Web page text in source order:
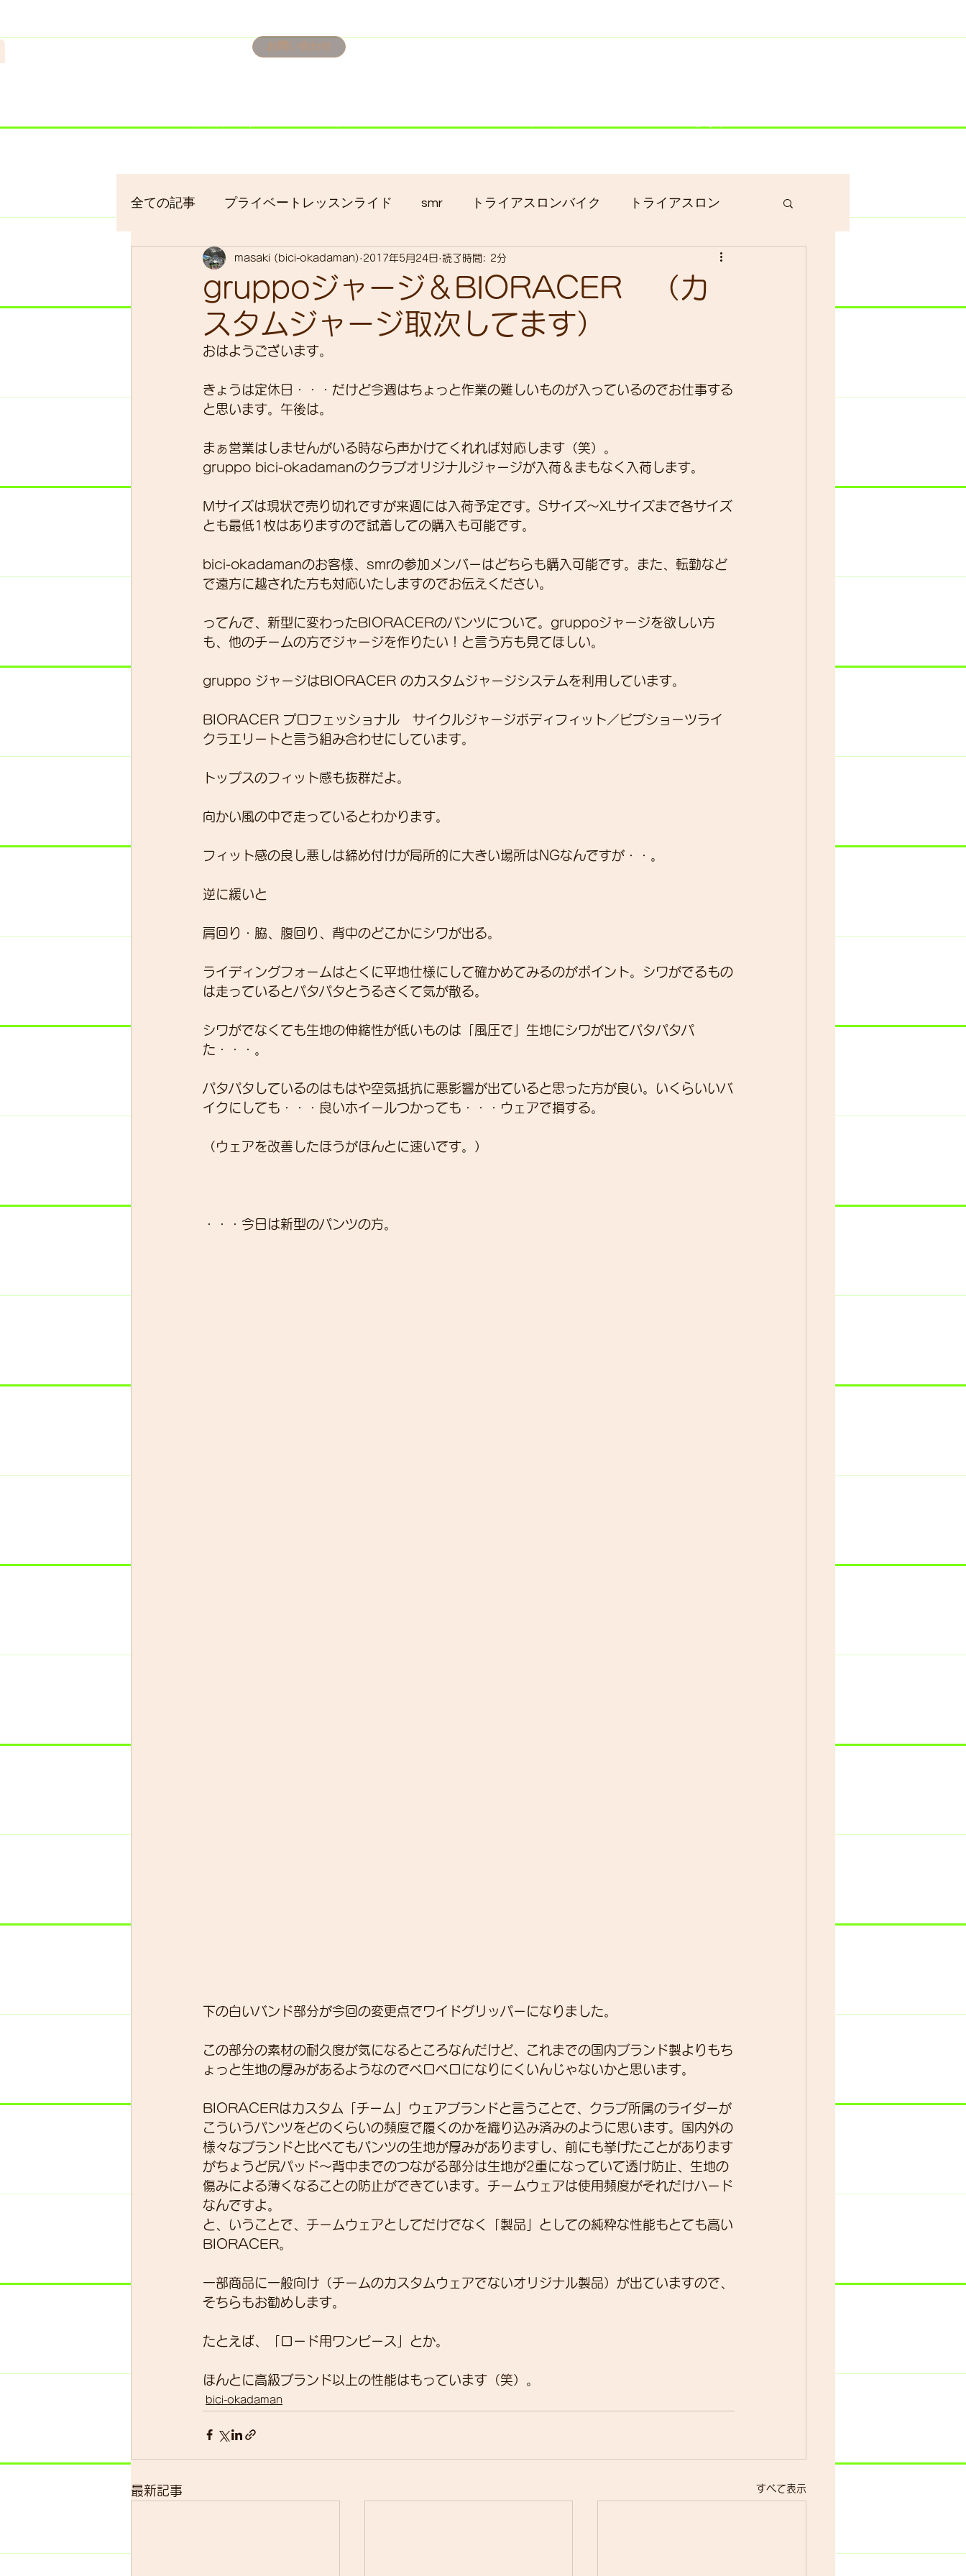
お問い合わせ
全ての記事 プライベートレッスンライド smr トライアスロンバイク トライアスロン
bici-okadaman シクロクロス gruppo bici-okadaman
サイクリング バイクパッキング フロントシングル化 入荷
gruppoジャージ＆BIORACER （カ
スタムジャージ取次してます）
masaki (bici-okadaman) 2017年5月24日 読了時間: 2分
おはようございます。
きょうは定休日・・・だけど今週はちょっと作業の難しいものが入っているのでお仕事する
と思います。午後は。
まぁ営業はしませんがいる時なら声かけてくれれば対応します（笑）。
gruppo bici-okadamanのクラブオリジナルジャージが入荷＆まもなく入荷します。
Mサイズは現状で売り切れですが来週には入荷予定です。Sサイズ～XLサイズまで各サイズ
とも最低1枚はありますので試着しての購入も可能です。
bici-okadamanのお客様、smrの参加メンバーはどちらも購入可能です。また、転勤など
で遠方に越された方も対応いたしますのでお伝えください。
ってんで、新型に変わったBIORACERのパンツについて。gruppoジャージを欲しい方
も、他のチームの方でジャージを作りたい！と言う方も見てほしい。
gruppo ジャージはBIORACER のカスタムジャージシステムを利用しています。
BIORACER プロフェッショナル　サイクルジャージボディフィット／ビブショーツライ
クラエリートと言う組み合わせにしています。
トップスのフィット感も抜群だよ。
向かい風の中で走っているとわかります。
フィット感の良し悪しは締め付けが局所的に大きい場所はNGなんですが・・。
逆に緩いと
肩回り・脇、腹回り、背中のどこかにシワが出る。
ライディングフォームはとくに平地仕様にして確かめてみるのがポイント。シワがでるもの
は走っているとパタパタとうるさくて気が散る。
シワがでなくても生地の伸縮性が低いものは「風圧で」生地にシワが出てパタパタパ
た・・・。
パタパタしているのはもはや空気抵抗に悪影響が出ていると思った方が良い。いくらいいバ
イクにしても・・・良いホイールつかっても・・・ウェアで損する。
（ウェアを改善したほうがほんとに速いです。）
・・・今日は新型のパンツの方。
下の白いバンド部分が今回の変更点でワイドグリッパーになりました。
この部分の素材の耐久度が気になるところなんだけど、これまでの国内ブランド製よりもち
ょっと生地の厚みがあるようなのでベロベロになりにくいんじゃないかと思います。
BIORACERはカスタム「チーム」ウェアブランドと言うことで、クラブ所属のライダーが
こういうパンツをどのくらいの頻度で履くのかを織り込み済みのように思います。国内外の
様々なブランドと比べてもパンツの生地が厚みがありますし、前にも挙げたことがあります
がちょうど尻パッド～背中までのつながる部分は生地が2重になっていて透け防止、生地の
傷みによる薄くなることの防止ができています。チームウェアは使用頻度がそれだけハード
なんですよ。
と、いうことで、チームウェアとしてだけでなく「製品」としての純粋な性能もとても高い
BIORACER。
一部商品に一般向け（チームのカスタムウェアでないオリジナル製品）が出ていますので、
そちらもお勧めします。
たとえば、「ロード用ワンピース」とか。
ほんとに高級ブランド以上の性能はもっています（笑）。
bici-okadaman
最新記事 すべて表示